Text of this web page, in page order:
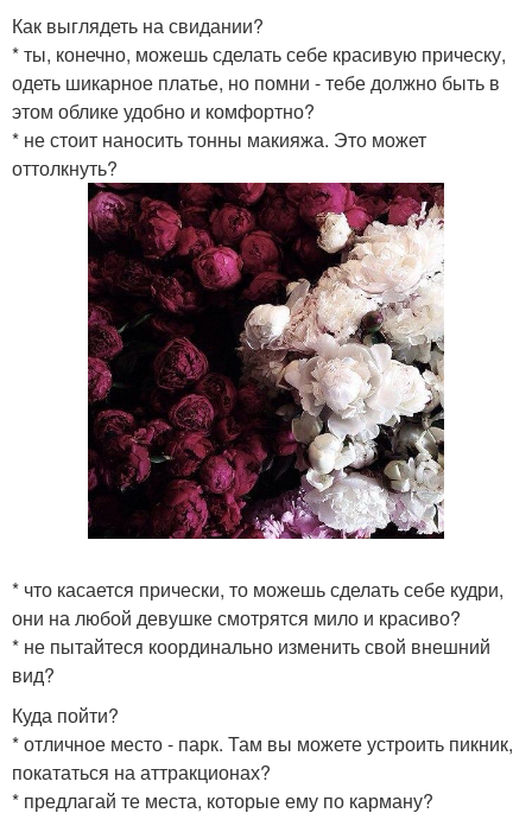
Как выглядеть на свидании?
* ты, конечно, можешь сделать себе красивую прическу,
одеть шикарное платье, но помни - тебе должно быть в
этом облике удобно и комфортно?
* не стоит наносить тонны макияжа. Это может
оттолкнуть?
* что касается прически, то можешь сделать себе кудри,
они на любой девушке смотрятся мило и красиво?
* не пытайтеся координально изменить свой внешний
вид?
Куда пойти?
* отличное место - парк. Там вы можете устроить пикник,
покататься на аттракционах?
* предлагай те места, которые ему по карману?